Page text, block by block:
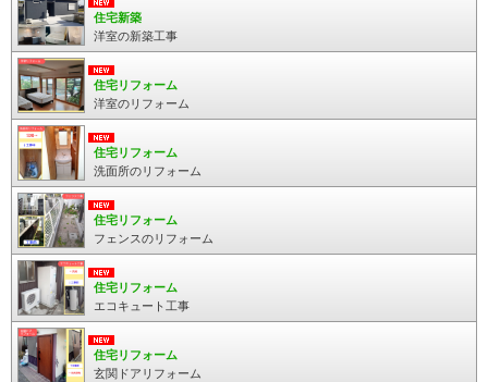
住宅新築
洋室の新築工事
住宅リフォーム
洋室のリフォーム
住宅リフォーム
洗面所のリフォーム
住宅リフォーム
フェンスのリフォーム
住宅リフォーム
エコキュート工事
住宅リフォーム
玄関ドアリフォーム